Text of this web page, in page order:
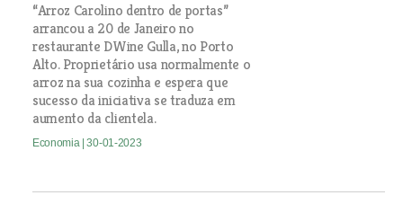
“Arroz Carolino dentro de portas”
arrancou a 20 de Janeiro no
restaurante DWine Gulla, no Porto
Alto. Proprietário usa normalmente o
arroz na sua cozinha e espera que
sucesso da iniciativa se traduza em
aumento da clientela.
Economia | 30-01-2023